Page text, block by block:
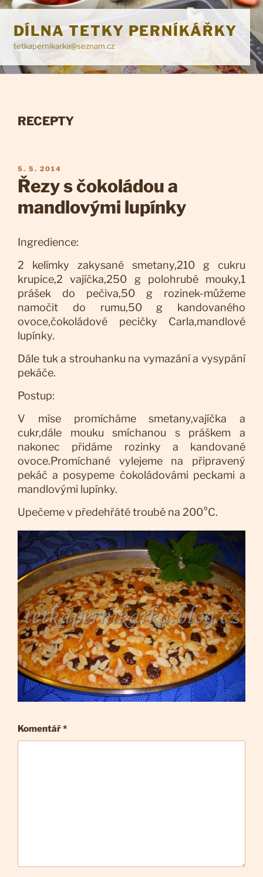
Přejít
obsahu
webu
DÍLNA TETKY PERNÍKÁŘKY
tetkapernikarka@seznam.cz
RUBRIKY
RECEPTY
PUBLIKOVÁNO
5. 5. 2014
Řezy s čokoládou a
mandlovými lupínky
Ingredience:
2 kelímky zakysané smetany,210 g cukru
krupice,2 vajíčka,250 g polohrubé mouky,1
prášek do pečiva,50 g rozinek-můžeme
namočit do rumu,50 g kandovaného
ovoce,čokoládové pecičky Carla,mandlové
lupínky.
Dále tuk a strouhanku na vymazání a vysypání
pekáče.
Postup:
V míse promícháme smetany,vajíčka a
cukr,dále mouku smíchanou s práškem a
nakonec přidáme rozinky a kandované
ovoce.Promíchané vylejeme na připravený
pekáč a posypeme čokoládovámi peckami a
mandlovými lupínky.
Upečeme v předehřáté troubě na 200°C.
Komentář*